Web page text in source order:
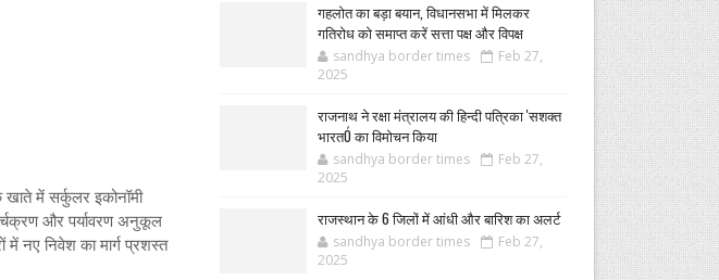
में सर्कुलर इकोनॉमी
और पर्यावरण अनुकूल
नए निवेश का मार्ग प्रशस्त
गहलोत का बड़ा बयान, विधानसभा में मिलकर
गतिरोध को समाप्त करें सत्ता पक्ष और विपक्ष
sandhya border times
Feb 27,
2025
राजनाथ ने रक्षा मंत्रालय की हिन्दी पत्रिका 'सशक्त
भारतÓ का विमोचन किया
sandhya border times
Feb 27,
2025
राजस्थान के 6 जिलों में आंधी और बारिश का अलर्ट
sandhya border times
Feb 27,
2025